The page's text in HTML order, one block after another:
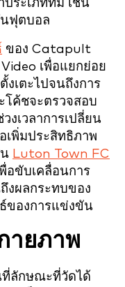
ระเภททีม เช่น
นฟุตบอล
ของ Catapult
เพื่อแยกย่อย
งเตะไปจนถึงการ
โค้ชจะตรวจสอบ
งเวลาการเปลี่ยน
เพิ่มประสิทธิภาพ
Luton Town FC
อขับเคลื่อนการ
งผลกระทบของ
ของการแข่งขัน
ายภาพ
ที่ลักษณะที่วัดได้